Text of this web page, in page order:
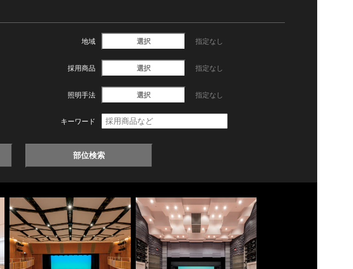
地域 選択 指定なし
採用商品 選択 指定なし
照明手法 選択 指定なし
キーワード
部位検索